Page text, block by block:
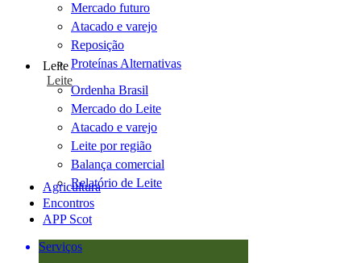
Mercado futuro
Atacado e varejo
Reposição
Proteínas Alternativas
Leite
Leite
Ordenha Brasil
Mercado do Leite
Atacado e varejo
Leite por região
Balança comercial
Relatório de Leite
Agricultura
Encontros
APP Scot
Serviços